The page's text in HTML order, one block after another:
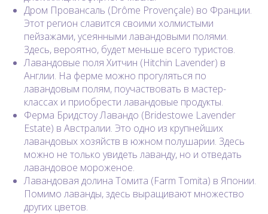
Дром Провансаль (Drôme Provençale) во Франции.
Этот регион славится своими холмистыми
пейзажами, усеянными лавандовыми полями.
Здесь, вероятно, будет меньше всего туристов.
Лавандовые поля Хитчин (Hitchin Lavender) в
Англии. На ферме можно прогуляться по
лавандовым полям, поучаствовать в мастер-
классах и приобрести лавандовые продукты.
Ферма Бридстоу Лавандо (Bridestowe Lavender
Estate) в Австралии. Это одно из крупнейших
лавандовых хозяйств в южном полушарии. Здесь
можно не только увидеть лаванду, но и отведать
лавандовое мороженое.
Лавандовая долина Томита (Farm Tomita) в Японии.
Помимо лаванды, здесь выращивают множество
других цветов.